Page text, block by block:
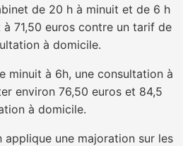
de 20 h à minuit et de 6 h
71,50 euros contre un tarif de
à domicile.
minuit à 6h, une consultation à
environ 76,50 euros et 84,5
à domicile.
une majoration sur les